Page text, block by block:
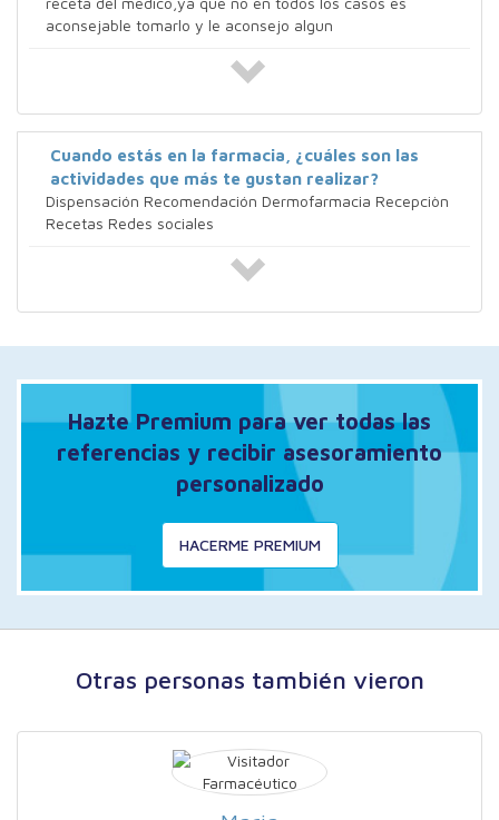
aconsejable tomarlo y le aconsejo algun
Cuando estás en la farmacia, ¿cuáles son las
actividades que más te gustan realizar?
Dispensación Recomendación Dermofarmacia Recepciòn
Recetas Redes sociales
Hazte Premium para ver todas las
referencias y recibir asesoramiento
personalizado
HACERME PREMIUM
Otras personas también vieron